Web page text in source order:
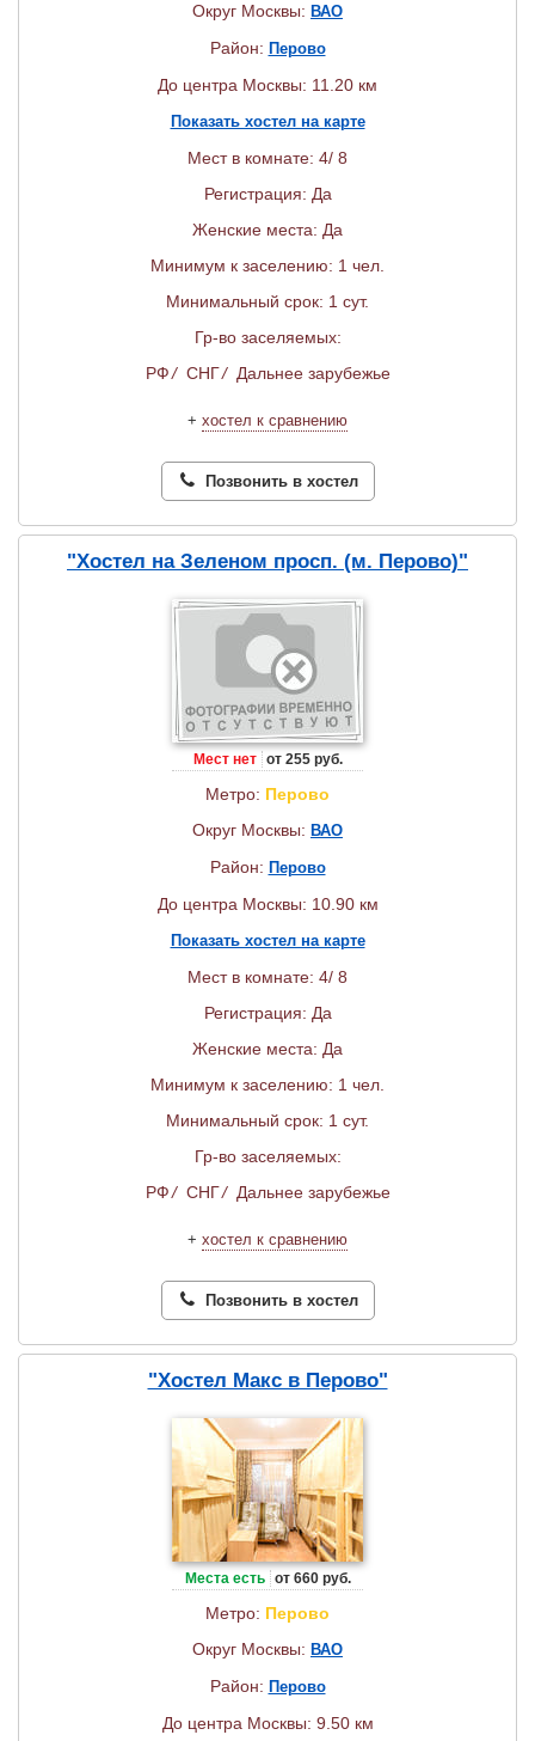
Округ Москвы: ВАО
Район: Перово
До центра Москвы: 11.20 км
Показать хостел на карте
Мест в комнате: 4/ 8
Регистрация: Да
Женские места: Да
Минимум к заселению: 1 чел.
Минимальный срок: 1 сут.
Гр-во заселяемых:
РФ/ СНГ/ Дальнее зарубежье
+ хостел к сравнению
Позвонить в хостел
"Хостел на Зеленом просп. (м. Перово)"
Мест нет от 255 руб.
Метро: Перово
Округ Москвы: ВАО
Район: Перово
До центра Москвы: 10.90 км
Показать хостел на карте
Мест в комнате: 4/ 8
Регистрация: Да
Женские места: Да
Минимум к заселению: 1 чел.
Минимальный срок: 1 сут.
Гр-во заселяемых:
РФ/ СНГ/ Дальнее зарубежье
+ хостел к сравнению
Позвонить в хостел
"Хостел Макс в Перово"
Места есть от 660 руб.
Метро: Перово
Округ Москвы: ВАО
Район: Перово
До центра Москвы: 9.50 км